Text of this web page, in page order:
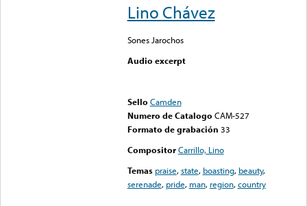
Lino Chávez
Sones Jarochos
Audio excerpt
Sello Camden
Numero de Catalogo CAM-527
Formato de grabación 33
Compositor Carrillo, Lino
Temas praise,state, boasting, beauty,
serenade, pride, man, region,country